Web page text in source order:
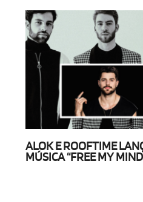
ALOK E ROOFTIME
MÚSICA “FREE MY